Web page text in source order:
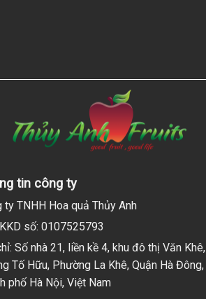
tin công ty
ty TNHH Hoa quả Thủy Anh
số: 0107525793
Số nhà 21, liền kề 4, khu đô thị Văn Khê,
Tố Hữu, Phường La Khê, Quận Hà Đông,
phố Hà Nội, Việt Nam